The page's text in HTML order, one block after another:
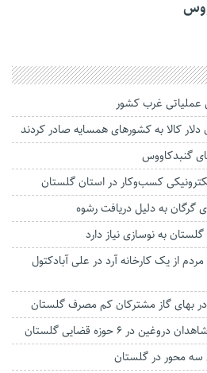
گنبدکاووس
گرگان به دلیل دریافت رشوه
از یک کارخانه آرد در علی آبادکتول
بهای گاز مشترکان کم مصرف گلستان
در ۶ حوزه قضایی گلستان